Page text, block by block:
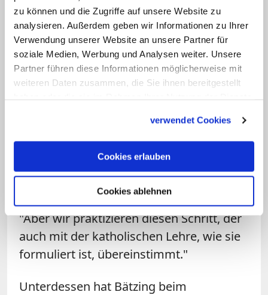
zu können und die Zugriffe auf unsere Website zu
analysieren. Außerdem geben wir Informationen zu Ihrer
Verwendung unserer Website an unsere Partner für
soziale Medien, Werbung und Analysen weiter. Unsere
Partner führen diese Informationen möglicherweise mit
weiteren Daten zusammen, die Sie ihnen bereitgestellt
verwendet Cookies
Cookies erlauben
Cookies ablehnen
gemeinsamen Gottesdienstes, "sondern
wir laden uns gegenseitig ein zur
Teilnahme an der Liturgie der einzelnen
Konfessionen", sagte der Bischof. Wenn
dann eine evangelischer Christ sich im
katholischen Gottesdienst die
Kommunion zu empfangen, dann werde
diese ihm gereicht. Auch das sei ein
großer Schritt, der innerkatholisch und in
Rom auf Widerspruch gestoßen sei.
"Aber wir praktizieren diesen Schritt, der
auch mit der katholischen Lehre, wie sie
formuliert ist, übereinstimmt."
Unterdessen hat Bätzing beim